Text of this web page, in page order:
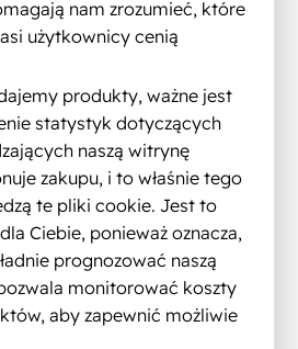
nam zrozumieć, które
użytkownicy cenią
produkty, ważne jest
statystyk dotyczących
naszą witrynę
zakupu, i to właśnie tego
te pliki cookie. Jest to
Ciebie, ponieważ oznacza,
prognozować naszą
monitorować koszty
aby zapewnić możliwie